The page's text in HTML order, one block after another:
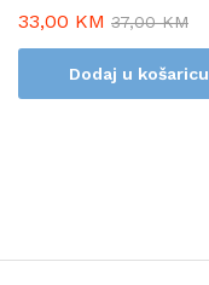
33,00 KM 37,00KM
Dodaj u košaricu